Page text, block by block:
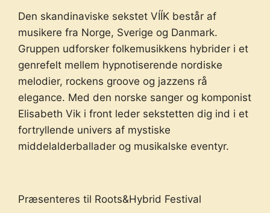
Den skandinaviske sekstet VÍÍK består af
musikere fra Norge, Sverige og Danmark.
Gruppen udforsker folkemusikkens hybrider i et
genrefelt mellem hypnotiserende nordiske
melodier, rockens groove og jazzens rå
elegance. Med den norske sanger og komponist
Elisabeth Vik i front leder sekstetten dig ind i et
fortryllende univers af mystiske
middelalderballader og musikalske eventyr.
Præsenteres til Roots&Hybrid Festival